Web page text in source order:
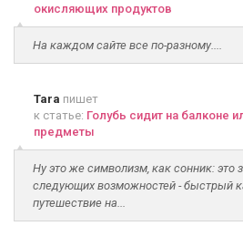
окисляющих продуктов
На каждом сайте все по-разному....
Tara пишет
к статье: Голубь сидит на балконе
предметы
Ну это же символизм, как сонник: это
следующих возможностей - быстрый
путешествие на...